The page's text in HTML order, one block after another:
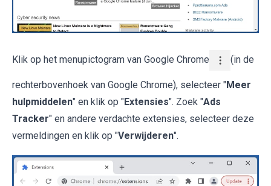
Klik op het menupictogram van Google Chrome (in de
rechterbovenhoek van Google Chrome), selecteer "Meer
hulpmiddelen" en klik op "Extensies". Zoek "Ads
Tracker" en andere verdachte extensies, selecteer deze
vermeldingen en klik op "Verwijderen".